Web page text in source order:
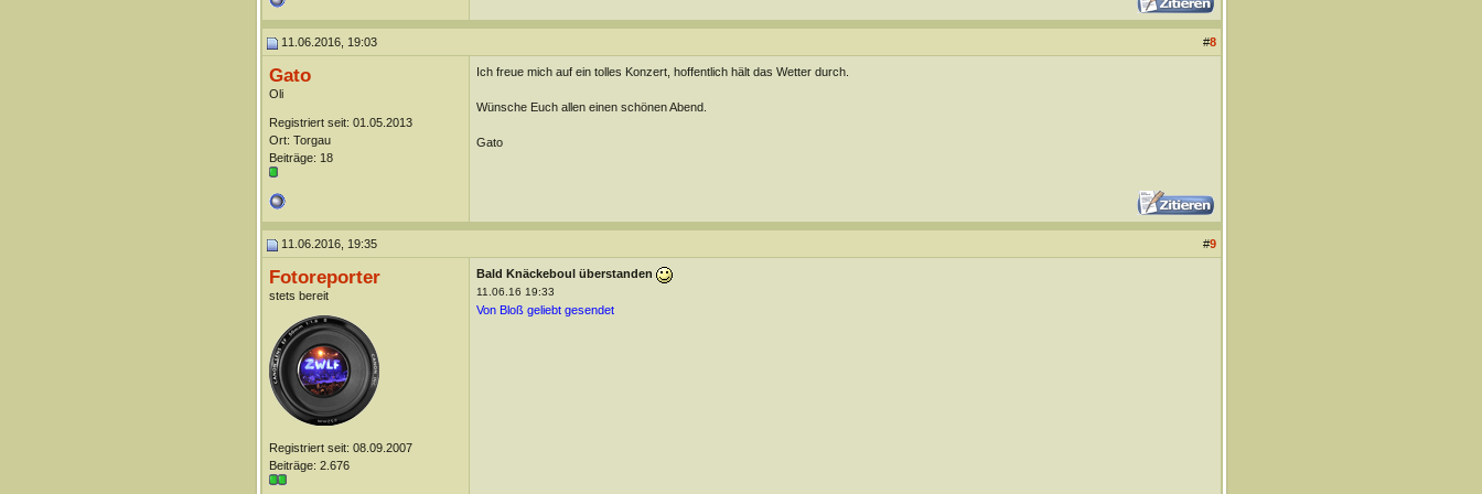
11.06.2016, 19:03 #8
Gato
Oli
Registriert seit: 01.05.2013
Ort: Torgau
Beiträge: 18
Ich freue mich auf ein tolles Konzert, hoffentlich hält das Wetter durch.
Wünsche Euch allen einen schönen Abend.
Gato
11.06.2016, 19:35 #9
Fotoreporter
stets bereit
Registriert seit: 08.09.2007
Beiträge: 2.676
Bald Knäckeboul überstanden
11.06.16 19:33
Von Bloß geliebt gesendet